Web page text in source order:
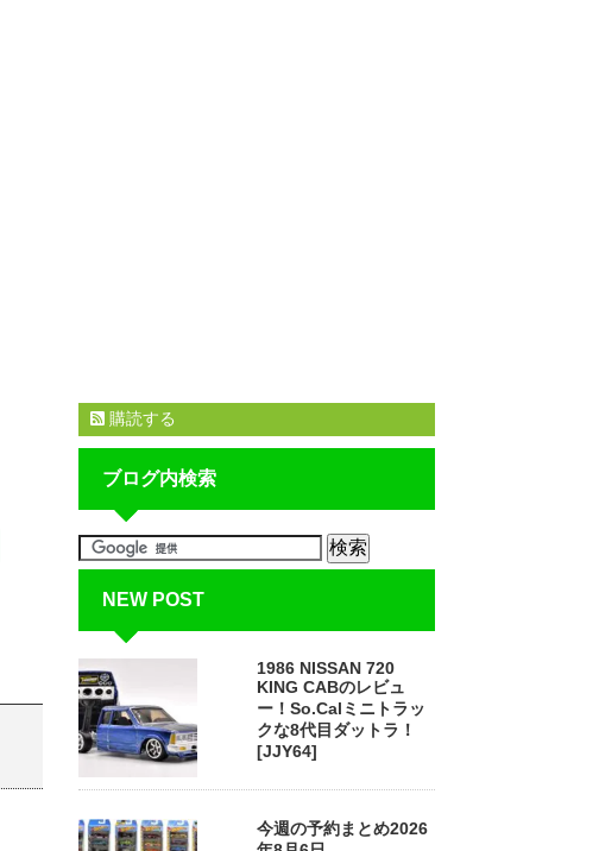
購読する
ブログ内検索
NEW POST
1986 NISSAN 720
KING CABのレビュ
ー！So.Calミニトラッ
クな8代目ダットラ！
[JJY64]
今週の予約まとめ2026